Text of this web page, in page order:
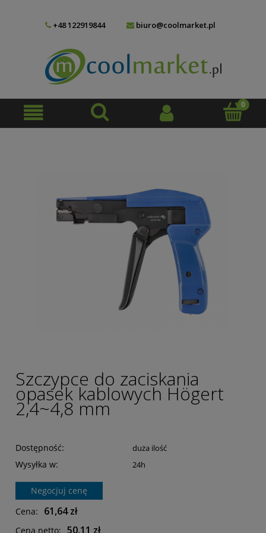
+48 122919844 biuro@coolmarket.pl
Szczypce do zaciskania
opasek kablowych Högert
2,4~4,8 mm
Dostępność: duża ilość
Wysyłka w: 24h
Negocjuj cenę
Cena:
61,64 zł
Cena netto: 50,11 zł